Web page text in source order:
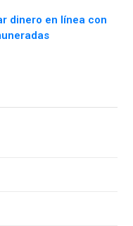
dinero en línea con